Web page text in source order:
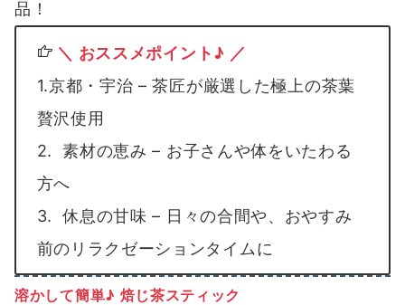
品！
＼ おススメポイント♪ ／
1.京都・宇治 – 茶匠が厳選した極上の茶葉
贅沢使用
2. 素材の恵み – お子さんや体をいたわる
方へ
3. 休息の甘味 – 日々の合間や、おやすみ
前のリラクゼーションタイムに
溶かして簡単♪ 焙じ茶スティック